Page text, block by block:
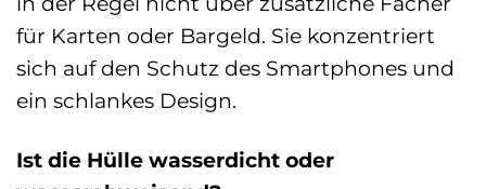
für Karten oder Bargeld. Sie konzentriert
sich auf den Schutz des Smartphones und
ein schlankes Design.
Ist die Hülle wasserdicht oder